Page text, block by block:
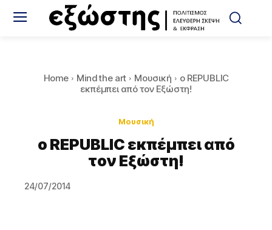
Home Mind the art Μουσική
ο REPUBLIC
εκπέμπει από τον Εξώστη!
Μουσική
ο REPUBLIC εκπέμπει από
τον Εξώστη!
24/07/2014